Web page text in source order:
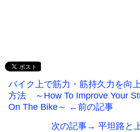
バイク上で筋力・筋持久力を向
方法 ～How To Improve Your
On The Bike～ ←前の記事
次の記事→ 平坦路と